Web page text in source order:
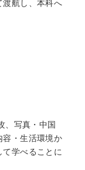
渡航し、本科へ
、写真・中国
容・生活環境か
学べることに